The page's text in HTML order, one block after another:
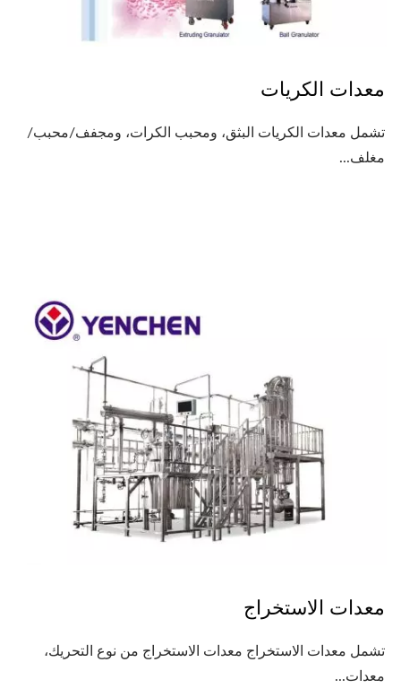
معدات الكريات
تشمل معدات الكريات البثق، ومحبب الكرات، ومجفف/محبب/
مغلف...
معدات الاستخراج
تشمل معدات الاستخراج معدات الاستخراج من نوع التحريك،
معدات...